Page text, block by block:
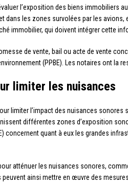
l’exposition des biens immobiliers
dans les zones survolées par les
immobilier, qui doivent intégrer cette
de vente, bail ou acte de vente
(PPBE). Les notaires ont la
limiter les nuisances
limiter l’impact des nuisances sonores
différentes zones d’exposition
concernent quant à eux les grandes
atténuer les nuisances sonores,
ainsi mettre en œuvre des